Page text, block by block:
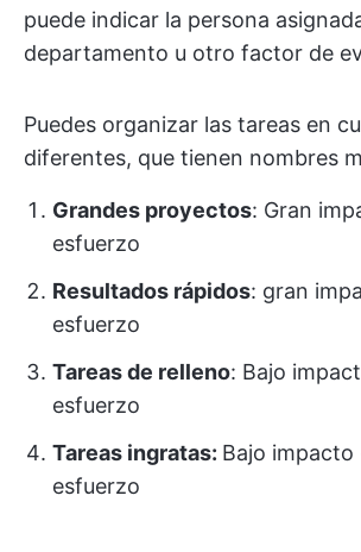
puede indicar la persona
departamento u otro factor de
Puedes organizar las tareas en
diferentes, que tienen nombres
Grandes proyectos: Gran
esfuerzo
Resultados rápidos: gran
esfuerzo
Tareas de relleno: Bajo
esfuerzo
Tareas ingratas: Bajo impacto
esfuerzo